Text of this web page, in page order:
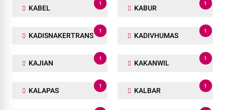
KABEL
1
KABUR
1
KADISNAKERTRANS
1
KADIVHUMAS
1
KAJIAN
1
KAKANWIL
1
KALAPAS
1
KALBAR
1